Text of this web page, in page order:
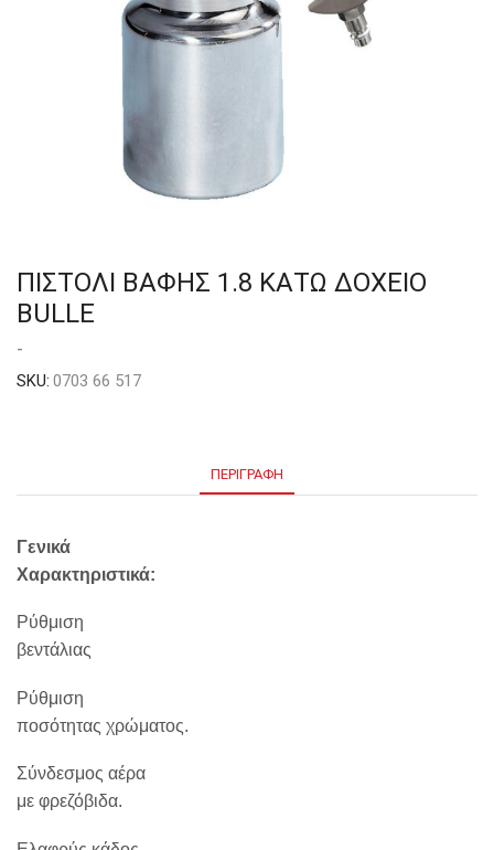
ΠΙΣΤΟΛΙ ΒΑΦΗΣ 1.8 ΚΑΤΩ ΔΟΧΕΙΟ
BULLE
-
SKU: 0703 66 517
ΠΕΡΙΓΡΑΦΉ
Γενικά
Χαρακτηριστικά:
Ρύθμιση
βεντάλιας
Ρύθμιση
ποσότητας χρώματος.
Σύνδεσμος αέρα
με φρεζόβιδα.